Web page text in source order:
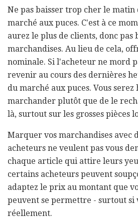
Ne pas baisser trop cher le
marché aux puces. C'est à ce
aurez le plus de clients, donc pas
marchandises. Au lieu de cela,
nominale. Si l'acheteur ne mord
revenir au cours des dernières
du marché aux puces. Vous serez
marchander plutôt que de le
là, surtout sur les grosses pièces
Marquer vos marchandises avec
acheteurs ne veulent pas vous
chaque article qui attire leurs
certains acheteurs peuvent
adaptez le prix au montant que
peuvent se permettre - surtout si
réellement.